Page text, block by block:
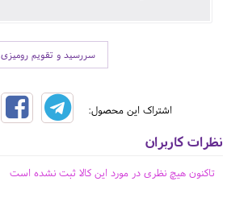
سررسید و تقویم رومیزی
اشتراک این محصول:
نظرات کاربران
تاکنون هیچ نظری در مورد این کالا ثبت نشده است